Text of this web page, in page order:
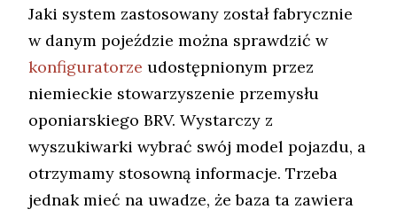
Jaki system zastosowany został fabrycznie
w danym pojeździe można sprawdzić w
konfiguratorze udostępnionym przez
niemieckie stowarzyszenie przemysłu
oponiarskiego BRV. Wystarczy z
wyszukiwarki wybrać swój model pojazdu, a
otrzymamy stosowną informacje. Trzeba
jednak mieć na uwadze, że baza ta zawiera